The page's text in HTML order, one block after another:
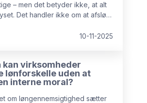
– men det betyder ikke, at alt
Det handler ikke om at afsløre
10-11-2025
kan virksomheder
lønforskelle uden at
interne moral?
om løngennemsigtighed sætter